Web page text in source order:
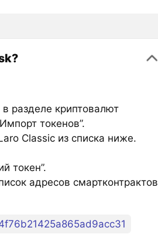
разделе криптовалют
токенов”.
Classic из списка ниже.
токен”.
адресов смартконтрактов